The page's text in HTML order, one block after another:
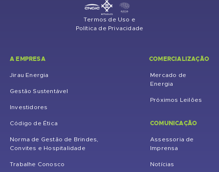
Termos de Uso e
Política de Privacidade
A EMPRESA
Jirau Energia
Gestão Sustentável
Investidores
Código de Ética
Norma de Gestão de Brindes,
Convites e Hospitalidade
Trabalhe Conosco
COMERCIALIZAÇÃO
Mercado de
Energia
Próximos Leilões
COMUNICAÇÃO
Assessoria de
Imprensa
Notícias